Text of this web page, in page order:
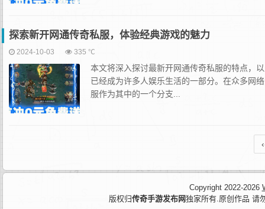
探索新开网通传奇私服，体验经典游戏的魅力
2024-10-03 335 ℃
本文将深入探讨最新开网通传奇私服的特点，
已经成为许多人娱乐生活的一部分。在众多网
服作为其中的一个分支...
Copyright 2022-2026
版权归传奇手游发布网独家所有.原创作品 请